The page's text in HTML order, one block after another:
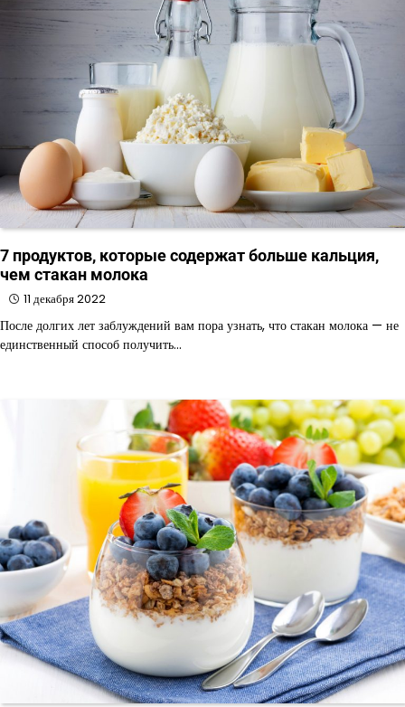
7 продуктов, которые содержат больше кальция,
чем стакан молока
11 декабря 2022
После долгих лет заблуждений вам пора узнать, что стакан молока — не
единственный способ получить…